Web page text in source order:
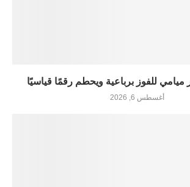
ميامي للفوز برباعية ويحطم رقمًا قياسيًا
أغسطس 6, 2026